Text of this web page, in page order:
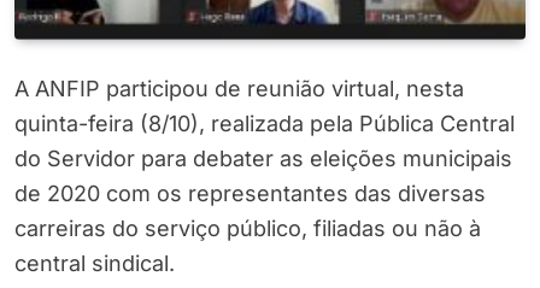
A ANFIP participou de reunião virtual, nesta
quinta-feira (8/10), realizada pela Pública Central
do Servidor para debater as eleições municipais
de 2020 com os representantes das diversas
carreiras do serviço público, filiadas ou não à
central sindical.